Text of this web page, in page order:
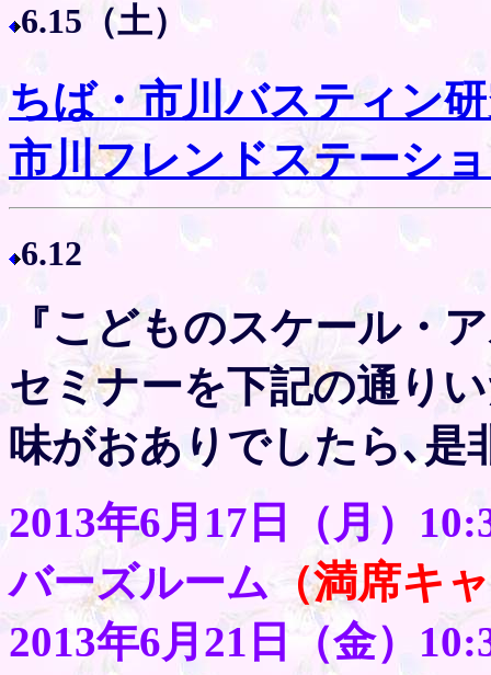
6.15（土）
ちば・市川バスティン
市川フレンドステーシ
6.12
『こどものスケール・
セミナーを下記の通り
味がおありでしたら､是
2013年6月17日（月）
バーズルーム（満席キ
2013年6月21日（金）